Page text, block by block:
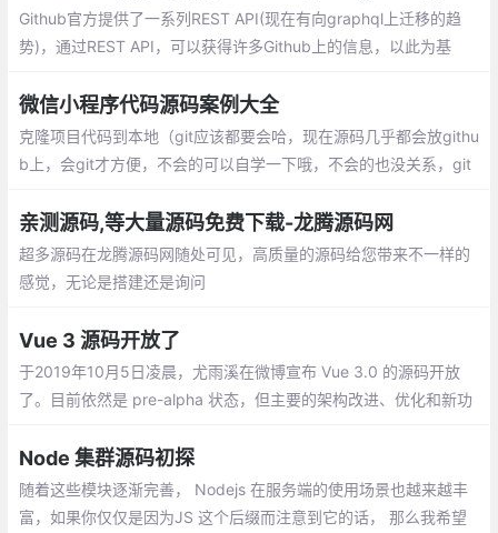
Github官方提供了一系列REST API(现在有向graphql上迁移的趋
势)，通过REST API，可以获得许多Github上的信息，以此为基
建立起来的，Github虽然没有提供直接查看项目star历史的功能
微信小程序代码源码案例大全
克隆项目代码到本地（git应该都要会哈，现在源码几乎都会放githu
b上，会git才方便，不会的可以自学一下哦，不会的也没关系，git
亲测源码,等大量源码免费下载-龙腾源码网
超多源码在龙腾源码网随处可见，高质量的源码给您带来不一样的
感觉，无论是搭建还是询问
Vue 3 源码开放了
于2019年10月5日凌晨，尤雨溪在微博宣布 Vue 3.0 的源码开放
了。目前依然是 pre-alpha 状态，但主要的架构改进、优化和新功
Node 集群源码初探
随着这些模块逐渐完善， Nodejs 在服务端的使用场景也越来越丰
富，如果你仅仅是因为JS 这个后缀而注意到它的话， 那么我希望